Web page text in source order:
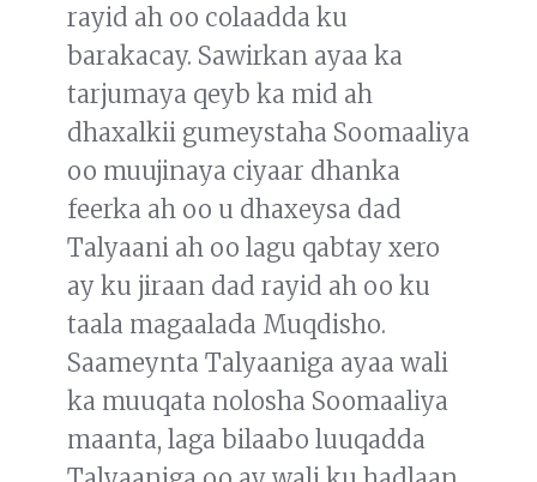
rayid ah oo colaadda ku
barakacay. Sawirkan ayaa ka
tarjumaya qeyb ka mid ah
dhaxalkii gumeystaha Soomaaliya
oo muujinaya ciyaar dhanka
feerka ah oo u dhaxeysa dad
Talyaani ah oo lagu qabtay xero
ay ku jiraan dad rayid ah oo ku
taala magaalada Muqdisho.
Saameynta Talyaaniga ayaa wali
ka muuqata nolosha Soomaaliya
maanta, laga bilaabo luuqadda